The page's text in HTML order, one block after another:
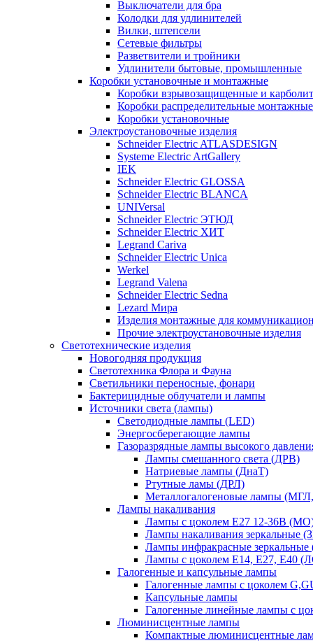
Выключатели для бра
Колодки для удлинителей
Вилки, штепсели
Сетевые фильтры
Разветвители и тройники
Удлинители бытовые, промышленные
Коробки установочные и монтажные
Коробки взрывозащищенные и
Коробки распределительные монтажные
Коробки установочные
Электроустановочные изделия
Schneider Electric ATLASDESIGN
Systeme Electric ArtGallery
IEK
Schneider Electric GLOSSA
Schneider Electric BLANCA
UNIVersal
Schneider Electric ЭТЮД
Schneider Electric ХИТ
Legrand Cariva
Schneider Electric Unica
Werkel
Legrand Valena
Schneider Electric Sedna
Lezard Мира
Изделия монтажные для
Прочие электроустановочные изделия
Светотехнические изделия
Новогодняя продукция
Светотехника Флора и Фауна
Светильники переносные, фонари
Бактерицидные облучатели и лампы
Источники света (лампы)
Светодиодные лампы (LED)
Энергосберегающие лампы
Газоразрядные лампы высокого
Лампы смешанного света (ДРВ)
Натриевые лампы (ДнаТ)
Ртутные ламы (ДРЛ)
Металлогалогеновые лампы
Лампы накаливания
Лампы с цоколем Е27 12-36В
Лампы накаливания зеркальные
Лампы инфракрасные
Лампы с цоколем Е14, Е27, Е40
Галогенные и капсульные лампы
Галогенные лампы с цоколем
Капсульные лампы
Галогенные линейные лампы с
Люминисцентные лампы
Компактные люминисцентные